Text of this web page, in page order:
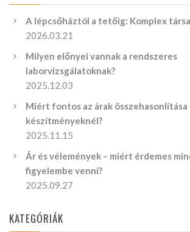
A lépcsőháztól a tetőig: Komplex
2026.03.21
Milyen előnyei vannak a rendszeres
laborvizsgálatoknak?
2025.12.03
Miért fontos az árak
készítményeknél?
2025.11.15
Ár és vélemények – miért érdemes
figyelembe venni?
2025.09.27
KATEGÓRIÁK